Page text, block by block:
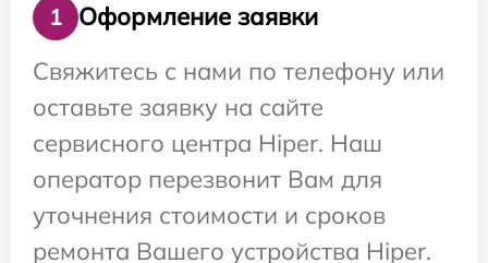
1
Оформление заявки
Свяжитесь с нами по телефону или
оставьте заявку на сайте
сервисного центра Hiper. Наш
оператор перезвонит Вам для
уточнения стоимости и сроков
ремонта Вашего устройства Hiper.